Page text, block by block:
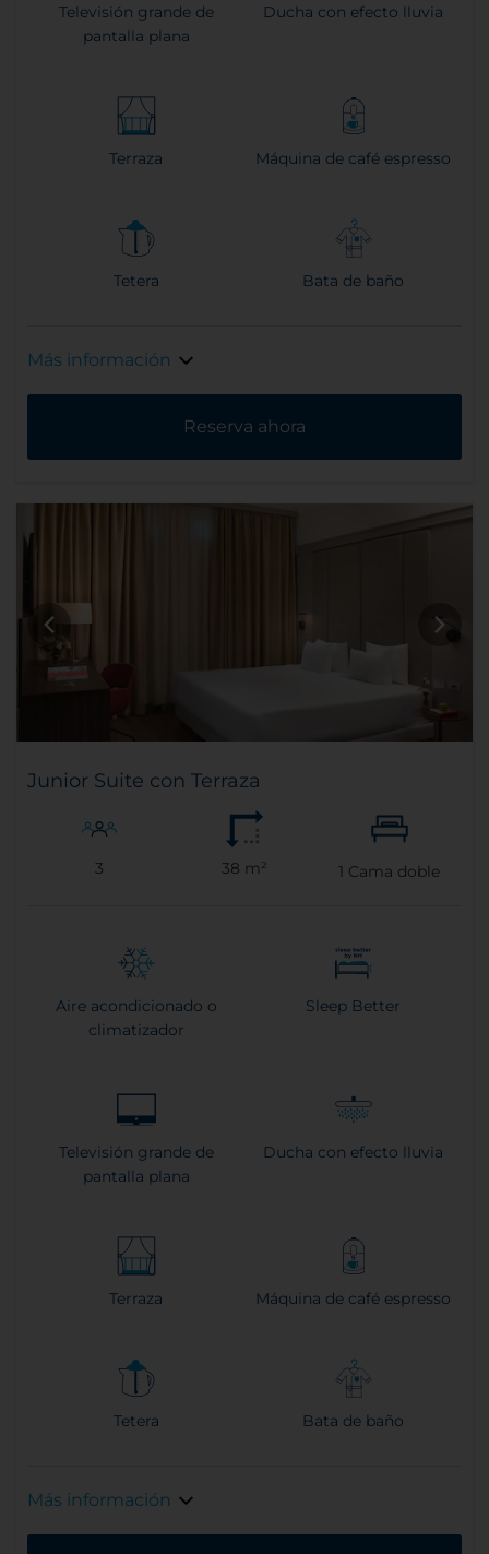
Televisión grande de
pantalla plana
Ducha con efecto lluvia
Terraza Máquina de café espresso
Tetera Bata de baño
Más información
Reserva ahora
Junior Suite con Terraza
3 38 m² 1 Cama doble
Aire acondicionado o
climatizador
Sleep Better
Televisión grande de
pantalla plana
Ducha con efecto lluvia
Terraza Máquina de café espresso
Tetera Bata de baño
Más información